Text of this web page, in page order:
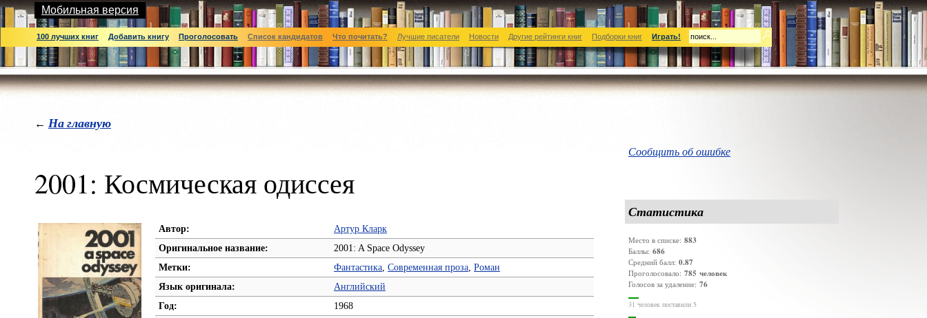
Мобильная версия
100 лучших книг Добавить книгу Проголосовать Список кандидатов Что почитать? Лучшие писатели Новости Другие рейтинги книг Подборки книг Играть!
← На главную
2001: Космическая одиссея
Автор:
Артур Кларк
Оригинальное название:
2001: A Space Odyssey
Метки:
Фантастика Современная проза Роман
Язык оригинала:
Английский
Год:
1968
Сообщить об ошибке
Статистика
Место в списке: 883
Баллы: 686
Средний балл: 0.87
Проголосовало: 785 человек
Голосов за удаление: 76
31 человек поставили 5